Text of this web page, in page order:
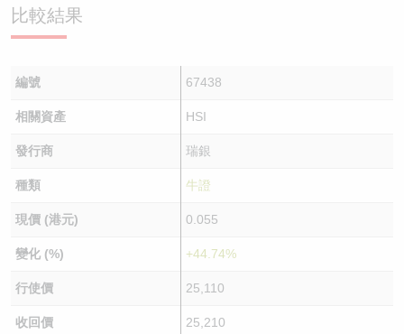
比較結果
編號 67438
相關資產 HSI
發行商 瑞銀
種類 牛證
現價 (港元) 0.055
變化 (%) +44.74%
行使價 25,110
收回價 25,210